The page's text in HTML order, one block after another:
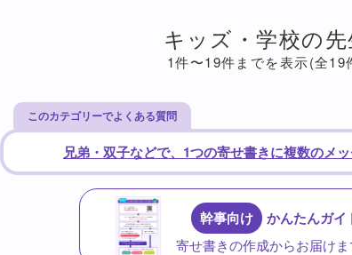
キッズ・学校の
1件〜19件までを表示(全19
このカテゴリーでよくある質問
兄弟・双子などで、1つの寄せ書きに複数のメ
幹事向け かんたんガイ
寄せ書きの作成からお届け